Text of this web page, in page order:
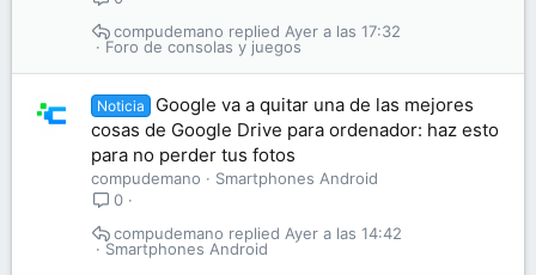
Foro de consolas y juegos
Ayer a las 17:32
compudemano
Noticia
Google va a quitar una de las mejores
cosas de Google Drive para ordenador: haz esto
para no perder tus fotos
compudemano
Smartphones Android
0
Smartphones Android
Ayer a las 14:42
compudemano